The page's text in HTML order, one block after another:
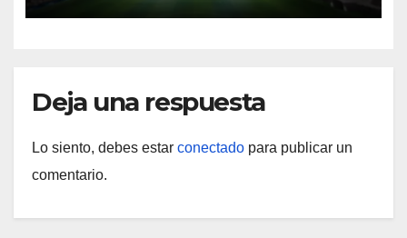
Deja una respuesta
Lo siento, debes estar conectado para publicar un
comentario.